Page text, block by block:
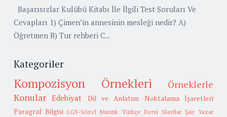
Başarısızlar Kulübü Kitabı İle İlgili Test Soruları Ve
Cevapları 1) Çimen’in annesinin mesleği nedir? A)
Öğretmen B) Tur rehberi C...
Kategoriler
Kompozisyon Örnekleri
Örneklerle
Konular Edebiyat Dil ve Anlatım
Noktalama İşaretleri
Paragraf Bilgisi LGS-Sözel Mantık Türkçe Dersi Slaytlar Şair Yazar